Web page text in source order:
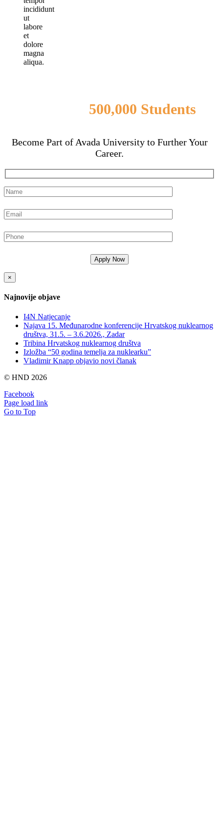
incididunt
ut
labore
et
dolore
magna
aliqua.
500,000 Students
Become Part of Avada University to Further Your
Career.
×
Najnovije objave
I4N Natjecanje
Najava 15. Međunarodne konferencije Hrvatskog nuklearnog
društva, 31.5. – 3.6.2026., Zadar
Tribina Hrvatskog nuklearnog društva
Izložba “50 godina temelja za nuklearku”
Vladimir Knapp objavio novi članak
© HND 2026
Facebook
Page load link
Go to Top